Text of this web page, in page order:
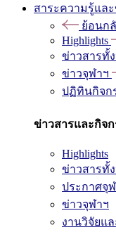
สาระความรู้แล
ย้อนก
Highlights
ข่าวสารทั้
ข่าวจุฬาฯ
ปฏิทินกิจก
ข่าวสารและกิจ
Highlights
ข่าวสารทั้
ประกาศจุ
ข่าวจุฬาฯ
งานวิจัยแ